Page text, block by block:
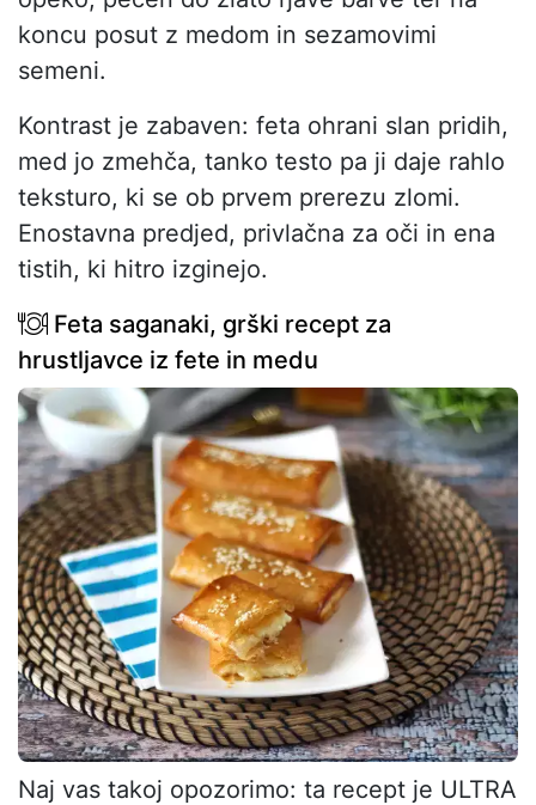
koncu posut z medom in sezamovimi
semeni.
Kontrast je zabaven: feta ohrani slan pridih,
med jo zmehča, tanko testo pa ji daje rahlo
teksturo, ki se ob prvem prerezu zlomi.
Enostavna predjed, privlačna za oči in ena
tistih, ki hitro izginejo.
Feta saganaki, grški recept za
hrustljavce iz fete in medu
Naj vas takoj opozorimo: ta recept je ULTRA